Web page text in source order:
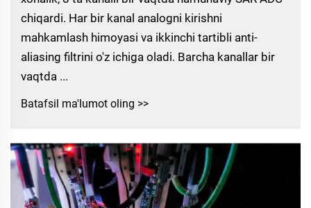
chiqardi. Har bir kanal analogni kirishni
mahkamlash himoyasi va ikkinchi tartibli anti-
aliasing filtrini o'z ichiga oladi. Barcha kanallar bir
vaqtda ...
Batafsil ma'lumot oling >>